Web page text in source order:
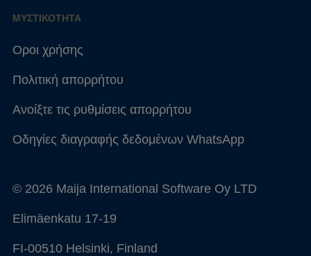
ΜΥΣΤΙΚΌΤΗΤΑ
Οροι χρήσης
Πολιτική απορρήτου
Ανοίξτε τις ρυθμίσεις απορρήτου
Οδηγίες διαγραφής δεδομένων WhatsApp
© 2026 Maija International Software Oy LTD
Elimäenkatu 17-19
FI-00510 Helsinki, Finland